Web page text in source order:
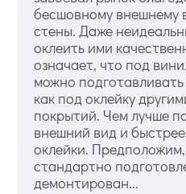
бесшовному внешнему
стены. Даже
оклеить ими
означает, что под
можно
как под оклейку
покрытий. Чем лучше
внешний вид и
оклейки.
стандартно
демонтирован...